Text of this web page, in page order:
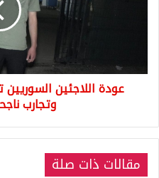
ناجحة
عودة اللاجئين
وتجارب
مقالات ذات صلة